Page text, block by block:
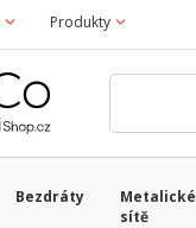
Produkty
Bezdráty
Metalické
sítě